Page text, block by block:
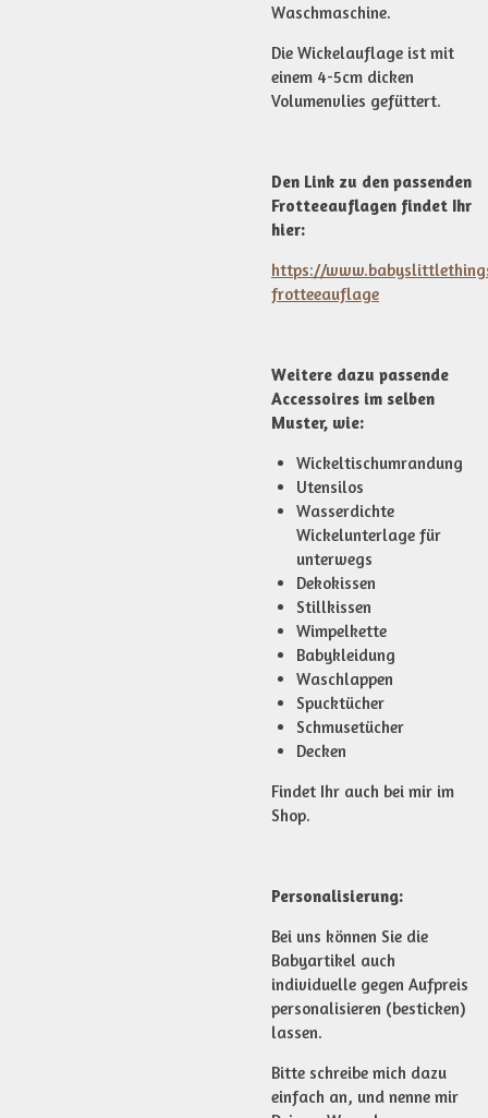
Waschmaschine.
Die Wickelauflage ist mit
einem 4-5cm dicken
Volumenvlies gefüttert.
Den Link zu den passenden
Frotteeauflagen findet Ihr
hier:
https://
frotteeauflage
Weitere dazu passende
Accessoires im selben
Muster, wie:
Wickeltischumrandung
Utensilos
Wasserdichte
Wickelunterlage für
unterwegs
Dekokissen
Stillkissen
Wimpelkette
Babykleidung
Waschlappen
Spucktücher
Schmusetücher
Decken
Findet Ihr auch bei mir im
Shop.
Personalisierung:
Bei uns können Sie die
Babyartikel auch
individuelle gegen Aufpreis
personalisieren (besticken)
lassen.
Bitte schreibe mich dazu
einfach an, und nenne mir